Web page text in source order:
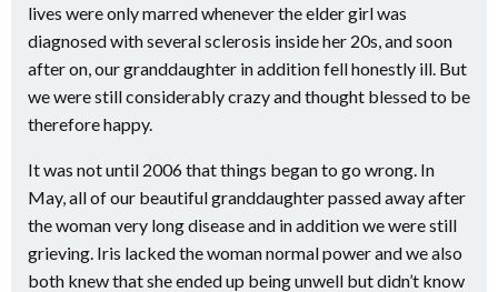
lives were only marred whenever the elder girl was
diagnosed with several sclerosis inside her 20s, and soon
after on, our granddaughter in addition fell honestly ill. But
we were still considerably crazy and thought blessed to be
therefore happy.
It was not until 2006 that things began to go wrong. In
May, all of our beautiful granddaughter passed away after
the woman very long disease and in addition we were still
grieving. Iris lacked the woman normal power and we also
both knew that she ended up being unwell but didn’t know